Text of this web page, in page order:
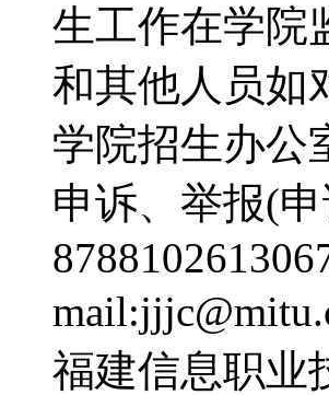
生工作在学院
和其他人员如
学院招生办公
申诉、举报(
福建信息职业